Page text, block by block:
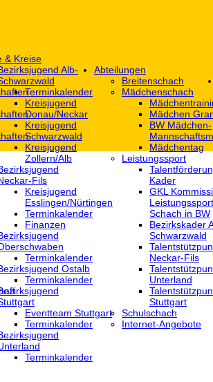
& Kreise
Alb-
Terminkalender
Kreisjugend
Donau/Neckar
Kreisjugend
Schwarzwald
Kreisjugend
Zollern/Alb
Fils
Kreisjugend
‎Esslingen/Nürtingen
Terminkalender
Finanzen
Terminkalender
Ostalb
Terminkalender
‎Eventteam Stuttgart
Terminkalender
Terminkalender
Abteilungen
Breitenschach
Mädchenschach
Mädchen
BW Mädchen-
Mädchentag
Leistungssport
Kader
GKL
Leistungssport
Schach in BW
Bezirkskader
Schwarzwald
Neckar-Fils
Unterland
Stuttgart
Schulschach
Internet-Angebote